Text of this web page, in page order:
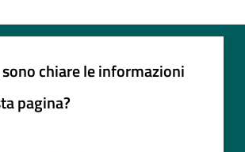
chiare le informazioni
pagina?